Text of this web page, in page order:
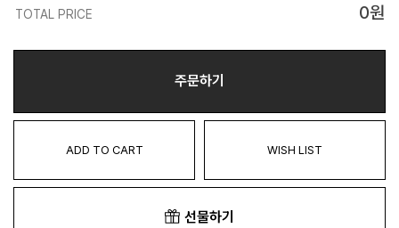
TOTAL PRICE 0원
주문하기
ADD TO CART WISH LIST
선물하기